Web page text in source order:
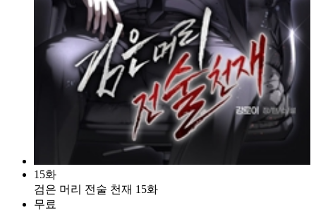
15화
검은 머리 전술 천재 15화
무료